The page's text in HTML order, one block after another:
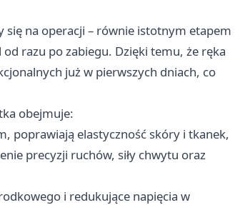
się na operacji – równie istotnym etapem
razu po zabiegu. Dzięki temu, że ręka
już w pierwszych dniach, co
obejmuje:
poprawiają elastyczność skóry i tkanek,
precyzji ruchów, siły chwytu oraz
i redukujące napięcia w